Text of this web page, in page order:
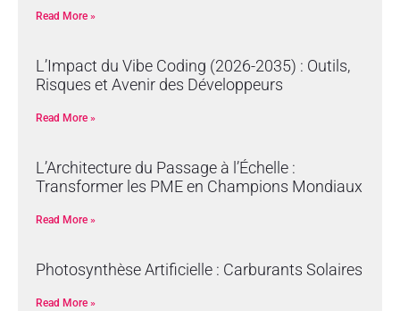
Read More »
L’Impact du Vibe Coding (2026-2035) : Outils,
Risques et Avenir des Développeurs
Read More »
L’Architecture du Passage à l’Échelle :
Transformer les PME en Champions Mondiaux
Read More »
Photosynthèse Artificielle : Carburants Solaires
Read More »